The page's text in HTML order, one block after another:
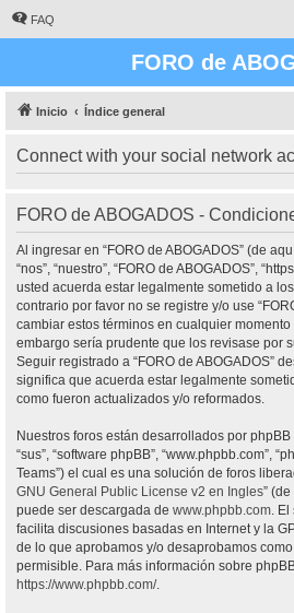
FAQ
FORO de
Inicio Índice general
Connect with your social network
FORO de ABOGADOS -
Al ingresar en “FORO de ABOGADOS” (de
“nos”, “nuestro”, “FORO de ABOGADOS”,
usted acuerda estar legalmente sometido a
contrario por favor no se registre y/o use
cambiar estos términos en cualquier
embargo sería prudente que los revisase por
Seguir registrado a “FORO de ABOGADOS”
significa que acuerda estar legalmente
como fueron actualizados y/o reformados.
Nuestros foros están desarrollados por
“sus”, “software phpBB”, “www.phpbb.com”,
Teams”) el cual es una solución de foros
GNU General Public License v2 en Ingles”
puede ser descargada de www.phpbb.com. El
facilita discusiones basadas en Internet y la
de lo que aprobamos y/o desaprobamos
permisible. Para más información sobre
https://www.phpbb.com/.